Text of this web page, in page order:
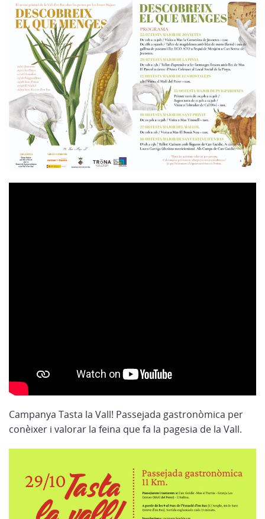
Campanya Tasta la Vall! Passejada gastronòmica per
conèixer i valorar la feina que fa la pagesia de la Vall.